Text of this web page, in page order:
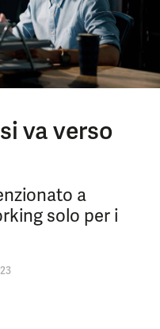
va verso
a
solo per i